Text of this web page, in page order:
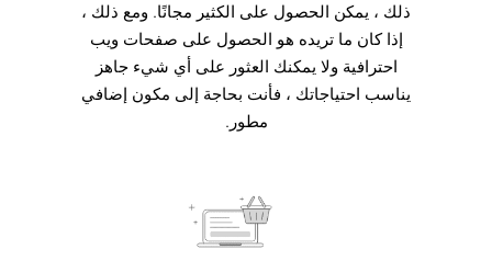
ذلك ، يمكن الحصول على الكثير مجانًا. ومع ذلك ،
إذا كان ما تريده هو الحصول على صفحات ويب
احترافية ولا يمكنك العثور على أي شيء جاهز
يناسب احتياجاتك ، فأنت بحاجة إلى مكون إضافي
مطور.